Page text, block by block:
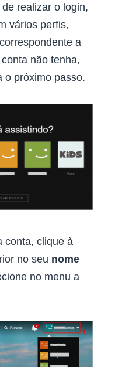
realizar o login,
vários perfis,
a
não tenha,
o próximo passo.
conta, clique à
no seu nome
no menu a